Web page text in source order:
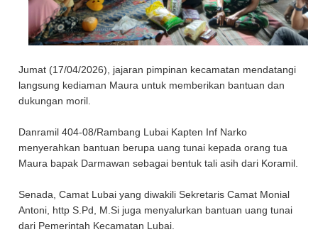
Jumat (17/04/2026), jajaran pimpinan kecamatan mendatangi
langsung kediaman Maura untuk memberikan bantuan dan
dukungan moril.
Danramil 404-08/Rambang Lubai Kapten Inf Narko
menyerahkan bantuan berupa uang tunai kepada orang tua
Maura bapak Darmawan sebagai bentuk tali asih dari Koramil.
Senada, Camat Lubai yang diwakili Sekretaris Camat Monial
Antoni, http S.Pd, M.Si juga menyalurkan bantuan uang tunai
dari Pemerintah Kecamatan Lubai.